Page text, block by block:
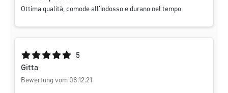
Ottima qualità, comode all‘indosso e durano nel tempo
Durchschnittliche Bewertung von 5 von 5 Sternen
5
Gitta
Bewertung vom 08.12.21